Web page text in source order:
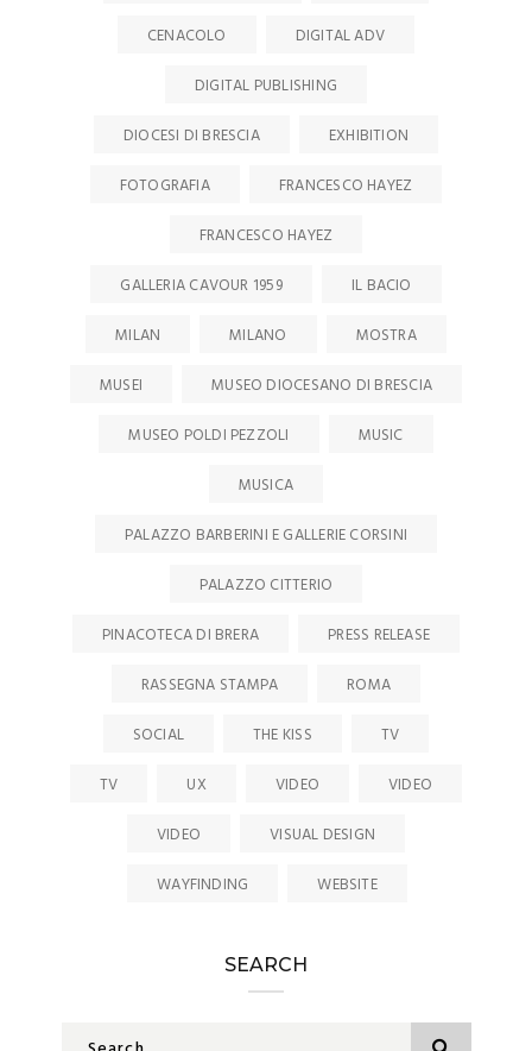
CENACOLO
DIGITAL ADV
DIGITAL PUBLISHING
DIOCESI DI BRESCIA
EXHIBITION
FOTOGRAFIA
FRANCESCO HAYEZ
FRANCESCO HAYEZ
GALLERIA CAVOUR 1959
IL BACIO
MILAN
MILANO
MOSTRA
MUSEI
MUSEO DIOCESANO DI BRESCIA
MUSEO POLDI PEZZOLI
MUSIC
MUSICA
PALAZZO BARBERINI E GALLERIE CORSINI
PALAZZO CITTERIO
PINACOTECA DI BRERA
PRESS RELEASE
RASSEGNA STAMPA
ROMA
SOCIAL
THE KISS
TV
TV
UX VIDEO
VIDEO
VIDEO
VISUAL DESIGN
WAYFINDING
WEBSITE
SEARCH